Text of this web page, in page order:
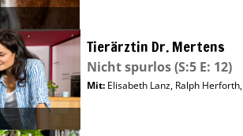
Tierärztin Dr. Mertens
Nicht spurlos(S:5 E: 12)
Mit: Elisabeth Lanz, Ralph Herforth,